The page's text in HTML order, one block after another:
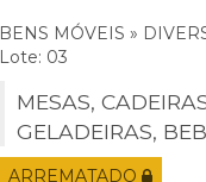
BENS MÓVEIS »
Lote: 03
MESAS,
GELADEIRAS,
ARREMATADO